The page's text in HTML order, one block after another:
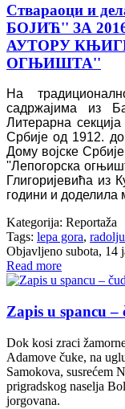
Ствараоци и
БОЈИЋ'' ЗА
АУТОРУ
ОГЊИШТА''
На
садржајима из
Литерарна
Србије од 1912.
Дому војске
''Лепогорска
Глигоријевића из
години и доделила
Kategorija: Reportaža
Tags: lepa gora,
Objavljeno subota, 14
Read more
Zapis u spancu –
Dok kosi zraci
Adamove čuke, na
Samokova, susrećem
prigradskog naselja
jorgovana.